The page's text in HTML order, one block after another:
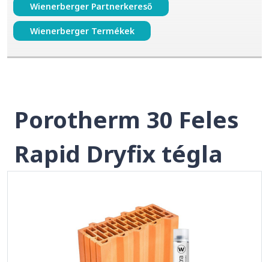
Wienerberger Partnerkereső
Wienerberger Termékek
Porotherm 30 Feles
Rapid Dryfix tégla